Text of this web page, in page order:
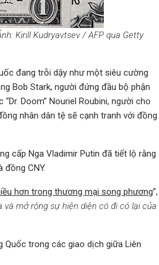
Kirill Kudryavtsev / AFP qua Getty
đang trỗi dậy như một siêu cường
Bob Stark, người đứng đầu bộ phận
Doom” Nouriel Roubini, người cho
nhân dân tệ sẽ cạnh tranh với đồng
cấp Nga Vladimir Putin đã tiết lộ rằng
CNY.
hơn trong thương mại song phương”,
mở rộng sự hiện diện có đi có lại của
Quốc trong các giao dịch giữa Liên